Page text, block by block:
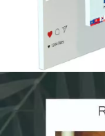
Agencia
VIAJES Y TURISMO